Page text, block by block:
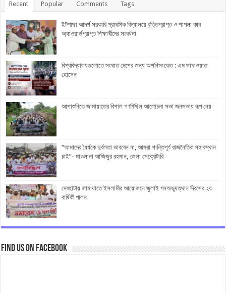
Recent Popular Comments Tags
ইটগাছা আদর্শ সরকারি প্রাথমিক বিদ্যালয়ে বৃত্তিপ্রাপ্ত ও শাপলা কাব
অ্যাওয়ার্ডপ্রাপ্ত শিক্ষার্থীদের সংবর্ধনা
বিশ্ববিদ্যালয়গুলোতে সংঘাত দেশের জন্য অশনিসংকেত : এম সাখাওয়াত
হোসেন
আশাশুনিতে জামায়াতের বিশাল গণমিছিল আলোচনা সভা জনসভায় রূপ নেয়
“আমাদের ধৈর্যকে দুর্বলতা ভাববেন না, আমরা শান্তিপূর্ণ রাজনৈতিক সহাবস্থান
চাই”- মাওলানা আজিজুর রহমান, জেলা সেক্রেটারি
দেবহাটায় জামায়াতে ইসলামীর আয়োজনে জুলাই গনঅভ্যুত্থান দিবসের ২য়
বার্ষিকী পালন
Find us on Facebook